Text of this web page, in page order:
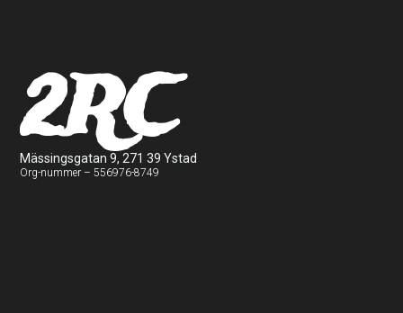
2RC
Mässingsgatan 9, 271 39 Ystad
Org-nummer – 556976-8749